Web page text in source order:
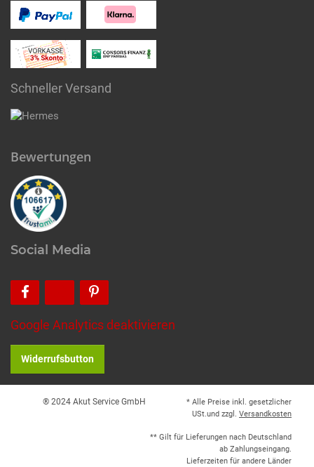
Schneller Versand
Bewertungen
Social Media
Google Analytics deaktivieren
Widerrufsbutton
® 2024 Akut Service GmbH
* Alle Preise inkl. gesetzlicher
USt.und zzgl. Versandkosten
** Gilt für Lieferungen nach Deutschland
ab Zahlungseingang.
Lieferzeiten für andere Länder